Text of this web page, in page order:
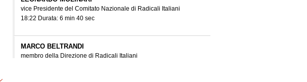
vice Presidente del Comitato Nazionale di Radicali Italiani
18:22 Durata: 6 min 40 sec
MARCO BELTRANDI
membro della Direzione di Radicali Italiani